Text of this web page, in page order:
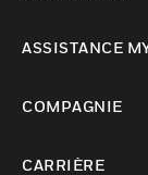
ASSISTANCE
COMPAGNIE
CARRIÈRE